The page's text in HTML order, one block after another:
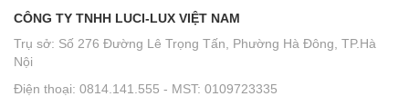
CÔNG TY TNHH LUCI-LUX VIỆT NAM
Trụ sở: Số 276 Đường Lê Trọng Tấn, Phường Hà Đông, TP.Hà
Nội
Điện thoại: 0814.141.555 - MST: 0109723335